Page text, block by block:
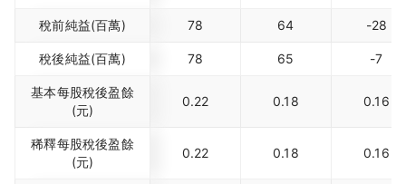
稅前純益(百萬) 78 64 -28
稅後純益(百萬) 78 65 -7
基本每股稅後盈餘
(元)
0.22 0.18 0.16
稀釋每股稅後盈餘
(元)
0.22 0.18 0.16